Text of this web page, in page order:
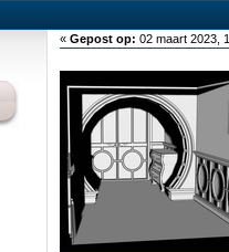
«Gepost op: 02 maart 2023,